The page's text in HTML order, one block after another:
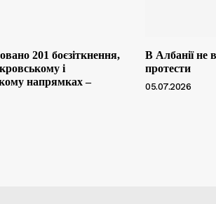
201 боєзіткнення,
і
напрямках –
В Албанії не
протести
05.07.2026